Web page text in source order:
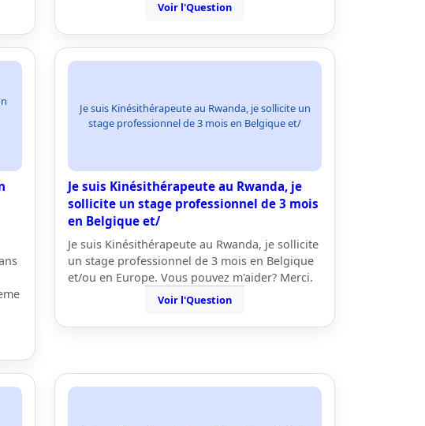
Voir l'Question
Je suis Kinésithérapeute au Rwanda, je sollicite un
stage professionnel de 3 mois en Belgique et/
Je suis Kinésithérapeute au Rwanda, je
sollicite un stage professionnel de 3 mois
en Belgique et/
Je suis Kinésithérapeute au Rwanda, je sollicite
un stage professionnel de 3 mois en Belgique
et/ou en Europe. Vous pouvez m'aider? Merci.
Voir l'Question